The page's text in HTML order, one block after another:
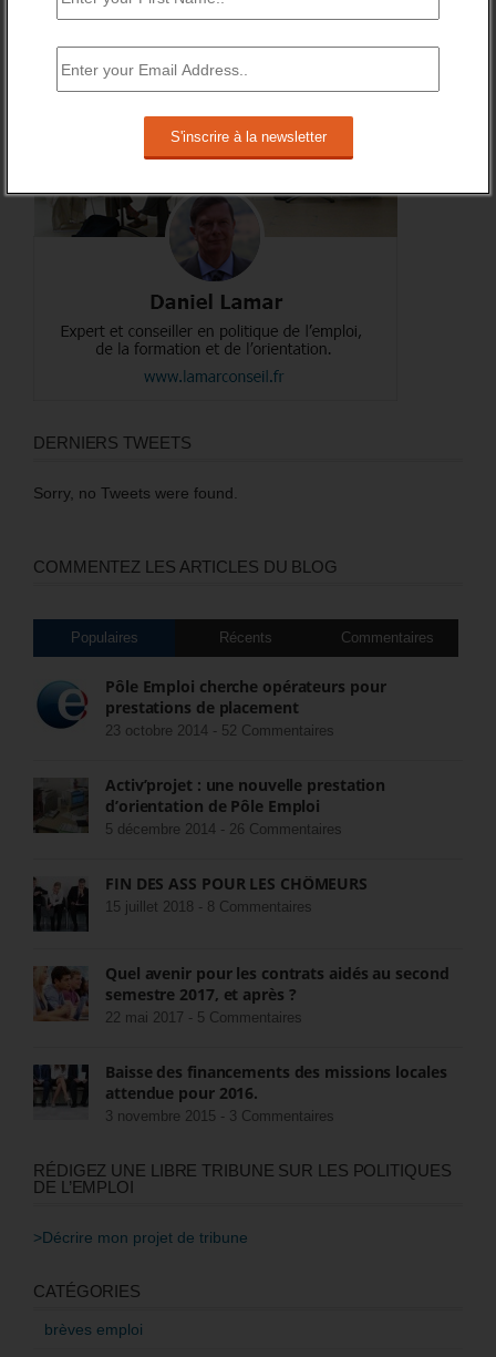
DERNIERS TWEETS
Sorry, no Tweets were found.
COMMENTEZ LES ARTICLES DU BLOG
Populaires Récents Commentaires
Pôle Emploi cherche opérateurs pour
prestations de placement
23 octobre 2014 - 52 Commentaires
Activ’projet : une nouvelle prestation
d’orientation de Pôle Emploi
5 décembre 2014 - 26 Commentaires
FIN DES ASS POUR LES CHÔMEURS
15 juillet 2018 - 8 Commentaires
Quel avenir pour les contrats aidés au second
semestre 2017, et après ?
22 mai 2017 - 5 Commentaires
Baisse des financements des missions locales
attendue pour 2016.
3 novembre 2015 - 3 Commentaires
RÉDIGEZ UNE LIBRE TRIBUNE SUR LES POLITIQUES
DE L’EMPLOI
>Décrire mon projet de tribune
CATÉGORIES
brèves emploi